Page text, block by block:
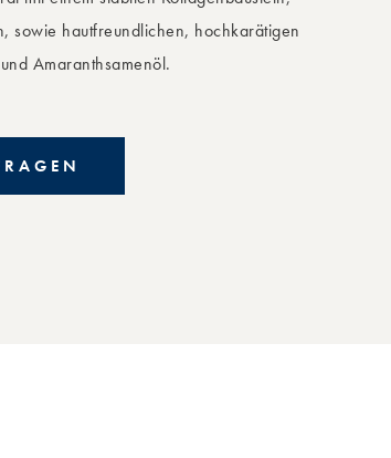
sowie hautfreundlichen, hochkarätigen
Amaranthsamenöl.